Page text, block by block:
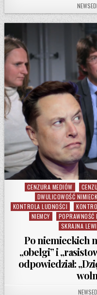
AUTHOR:
Posted in
CENZURA MEDIÓW
DWULICOWOŚĆ
KONTROLA LUDNOŚCI
NIEMCY
SKRAJNA
Po niemieckich
„obelgi” i
odpowiedział: